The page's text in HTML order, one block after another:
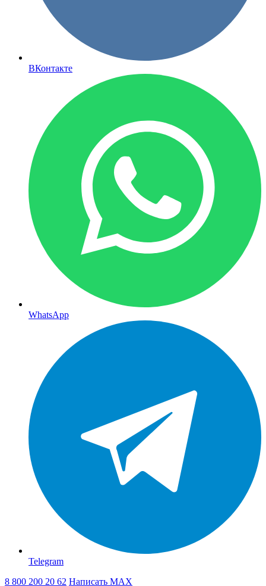
ВКонтакте
WhatsApp
Telegram
8 800 200 20 62 Написать MAX